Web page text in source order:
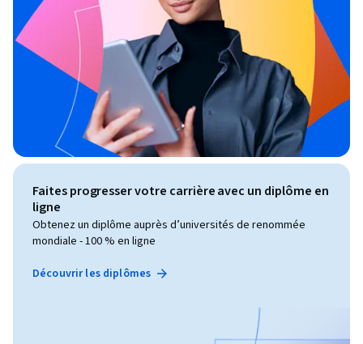
Faites progresser votre carrière avec un diplôme en
ligne
Obtenez un diplôme auprès d’universités de renommée
mondiale - 100 % en ligne
Découvrir les diplômes